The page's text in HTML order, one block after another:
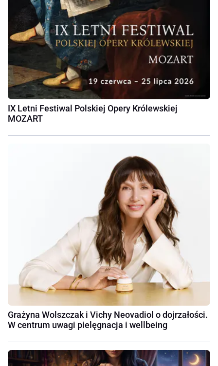
IX Letni Festiwal Polskiej Opery Królewskiej
MOZART
Grażyna Wolszczak i Vichy Neovadiol o dojrzałości.
W centrum uwagi pielęgnacja i wellbeing